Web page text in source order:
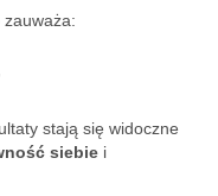
stają się widoczne
siebie i